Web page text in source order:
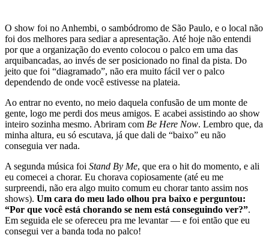
O show foi no Anhembi, o sambódromo de São Paulo, e o local não
foi dos melhores para sediar a apresentação. Até hoje não entendi
por que a organização do evento colocou o palco em uma das
arquibancadas, ao invés de ser posicionado no final da pista. Do
jeito que foi “diagramado”, não era muito fácil ver o palco
dependendo de onde você estivesse na plateia.
Ao entrar no evento, no meio daquela confusão de um monte de
gente, logo me perdi dos meus amigos. E acabei assistindo ao show
inteiro sozinha mesmo. Abriram com Be Here Now. Lembro que, da
minha altura, eu só escutava, já que dali de “baixo” eu não
conseguia ver nada.
A segunda música foi Stand By Me, que era o hit do momento, e ali
eu comecei a chorar. Eu chorava copiosamente (até eu me
surpreendi, não era algo muito comum eu chorar tanto assim nos
shows). Um cara do meu lado olhou pra baixo e perguntou:
“Por que você está chorando se nem está conseguindo ver?”.
Em seguida ele se ofereceu pra me levantar — e foi então que eu
consegui ver a banda toda no palco!